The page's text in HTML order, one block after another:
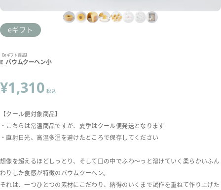
eギフト
【eギフト商品】
E_バウムクーヘン小
¥1,310 税込
【クール便対象商品】
・こちらは常温商品ですが、夏季はクール便発送となります
・直射日光、高温多湿を避けたところで保存してください
想像を超えるほどしっとり、そして口の中でふわ～っと溶けていく柔らかいふん
わりした食感が特徴のバウムクーヘン。
それは、一つひとつの素材にこだわり、納得のいくまで試作を重ねて作り上げた